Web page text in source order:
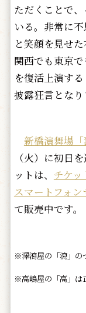
ただくことで
いる。非常に
と笑顔を見せ
関西でも東京
を復活上演す
披露狂言となり
新橋演舞場「
（火）に初日
ットは、 チケ
スマートフォン
て販売中です。
※澤瀉屋の「瀉」の
※高嶋屋の「高」は